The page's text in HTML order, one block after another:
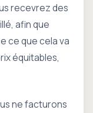
recevrez des
afin que
ce que cela va
équitables,
ne facturons